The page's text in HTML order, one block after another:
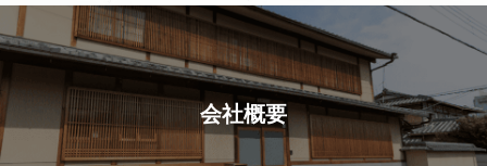
会社概要